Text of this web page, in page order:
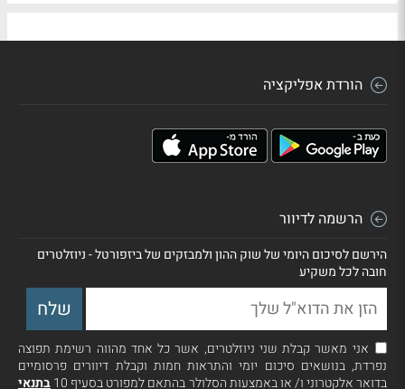
הורדת אפליקציה
הרשמה לדיוור
הירשם לסיכום היומי של שוק ההון ולמבזקים של ביזפורטל - ניוזלטרים
חובה לכל משקיע
אני מאשר קבלת שני ניוזלטרים, אשר כל אחד מהווה רשימת תפוצה
נפרדת, בנושאים סיכום יומי והתראות חמות וקבלת דיוורים פרסומיים
בדואר אלקטרוני ו/ או באמצעות הסלולר בהתאם למפורט בסעיף 10
בתנאי